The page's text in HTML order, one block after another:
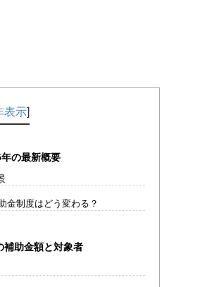
表示]
の最新概要
金制度はどう変わる？
補助金額と対象者